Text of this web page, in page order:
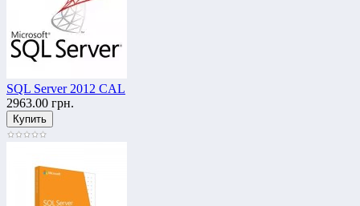
SQL Server 2012 CAL
2963.00 грн.